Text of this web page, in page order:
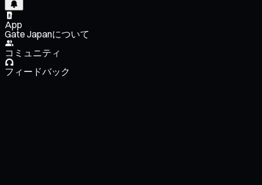
App
Gate Japanについて
コミュニティ
フィードバック